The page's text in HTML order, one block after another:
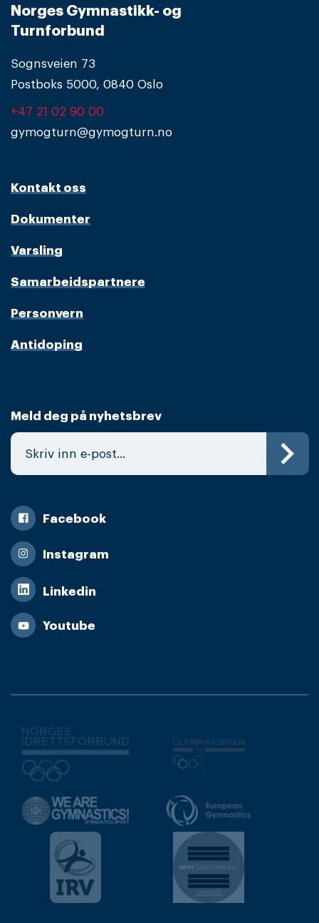
Norges Gymnastikk- og
Turnforbund
Sognsveien 73
Postboks 5000, 0840 Oslo
+47 21 02 90 00
gymogturn@gymogturn.no
Kontakt oss
Dokumenter
Varsling
Samarbeidspartnere
Personvern
Antidoping
Meld deg på nyhetsbrev
Facebook
Instagram
Linkedin
Youtube